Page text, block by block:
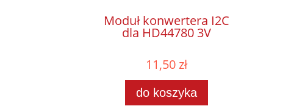
Moduł konwertera I2C
dla HD44780 3V
11,50 zł
do koszyka